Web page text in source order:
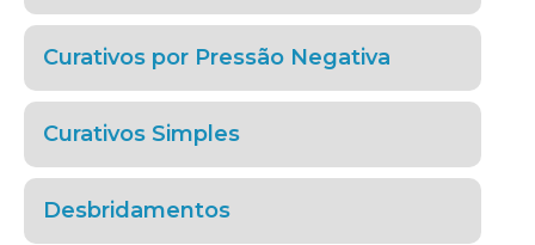
Curativos por Pressão Negativa
Curativos Simples
Desbridamentos